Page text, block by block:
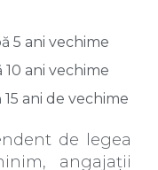
5 ani vechime
ani vechime
ani de vechime
de legea
angajații